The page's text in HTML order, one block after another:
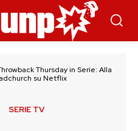
Thursday in Serie: Alla
su Netflix
SERIE TV